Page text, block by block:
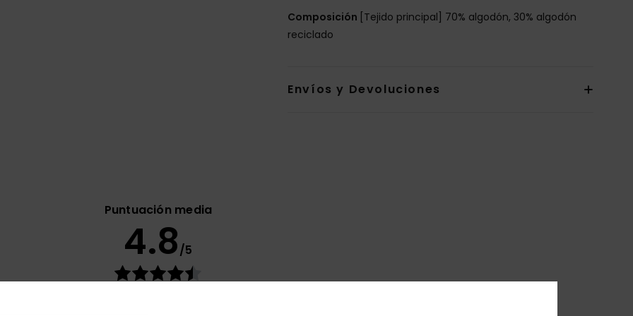
Composición [Tejido principal] 70% algodón, 30% algodón
reciclado
Envíos y Devoluciones
Puntuación media
4.8/5